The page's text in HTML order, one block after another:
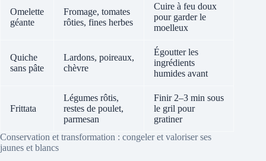
Omelette
géante
Fromage, tomates
rôties, fines herbes
Cuire à feu doux
pour garder le
moelleux
Quiche
sans pâte
Lardons, poireaux,
chèvre
Égoutter les
ingrédients
humides avant
Frittata
Légumes rôtis,
restes de poulet,
parmesan
Finir 2–3 min sous
le gril pour
gratiner
Conservation et transformation : congeler et valoriser ses
jaunes et blancs